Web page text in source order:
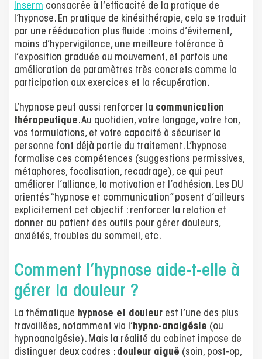
Inserm consacrée à l’efficacité de la pratique de
l’hypnose. En pratique de kinésithérapie, cela se traduit
par une rééducation plus fluide : moins d’évitement,
moins d’hypervigilance, une meilleure tolérance à
l’exposition graduée au mouvement, et parfois une
amélioration de paramètres très concrets comme la
participation aux exercices et la récupération.
L’hypnose peut aussi renforcer la communication
thérapeutique. Au quotidien, votre langage, votre ton,
vos formulations, et votre capacité à sécuriser la
personne font déjà partie du traitement. L’hypnose
formalise ces compétences (suggestions permissives,
métaphores, focalisation, recadrage), ce qui peut
améliorer l’alliance, la motivation et l’adhésion. Les DU
orientés “hypnose et communication” posent d’ailleurs
explicitement cet objectif : renforcer la relation et
donner au patient des outils pour gérer douleurs,
anxiétés, troubles du sommeil, etc.
Comment l’hypnose aide-t-elle à
gérer la douleur ?
La thématique hypnose et douleur est l’une des plus
travaillées, notamment via l’hypno-analgésie (ou
hypnoanalgésie). Mais la réalité du cabinet impose de
distinguer deux cadres : douleur aiguë (soin, post-op,